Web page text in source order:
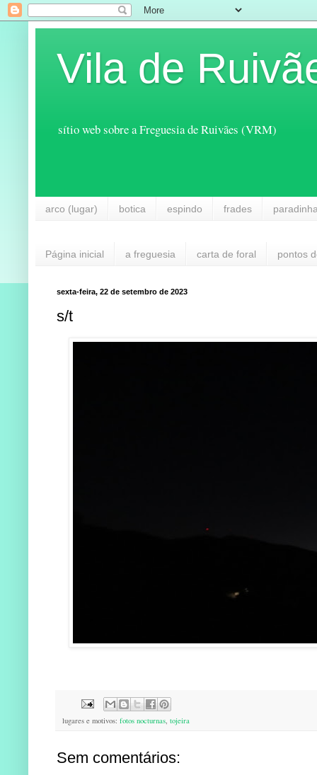
Vila de
sítio web sobre a Freguesia de Ruivães (VRM)
arco (lugar) botica espindo frades
Página inicial a freguesia carta de foral pontos
sexta-feira, 22 de setembro de 2023
s/t
lugares e motivos: fotos nocturnas, tojeira
Sem comentários: